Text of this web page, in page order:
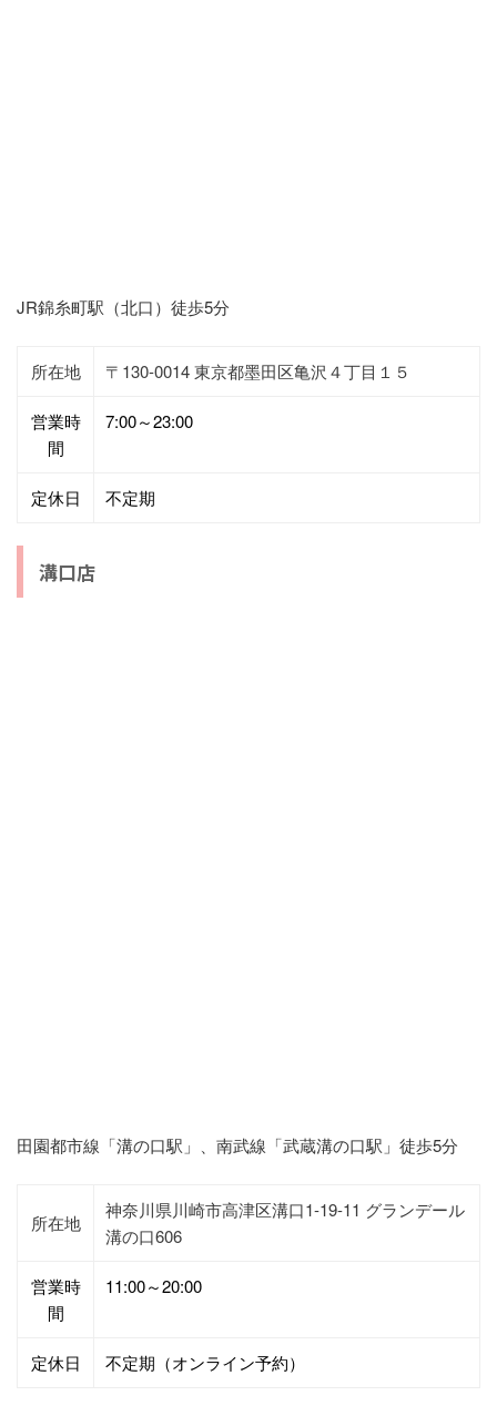
JR錦糸町駅（北口）徒歩5分
所在地 〒130-0014 東京都墨田区亀沢４丁目１５
営業時
間
7:00～23:00
定休日 不定期
溝口店
田園都市線「溝の口駅」、南武線「武蔵溝の口駅」徒歩5分
所在地
神奈川県川崎市高津区溝口1-19-11 グランデール
溝の口606
営業時
間
11:00～20:00
定休日 不定期（オンライン予約）